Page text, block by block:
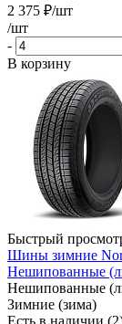
2 375 ₽/шт
/шт
-
В корзину
Быстрый
Шины зимние
Нешипованные
Нешипованные
Зимние (зима)
Есть в наличии